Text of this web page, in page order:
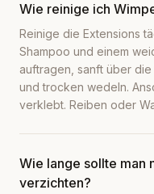
Wie reinige ich
Reinige die Extensions
Shampoo und einem
auftragen, sanft über
und trocken wedeln.
verklebt. Reiben oder
Wie lange sollte man
verzichten?